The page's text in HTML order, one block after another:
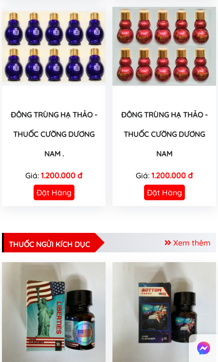
ĐÔNG TRÙNG HẠ THẢO -
THUỐC CƯỜNG DƯƠNG
NAM .
Giá: 1.200.000 đ
Đặt Hàng
ĐÔNG TRÙNG HẠ THẢO -
THUỐC CƯỜNG DƯƠNG
NAM
Giá: 1.200.000 đ
Đặt Hàng
Xem thêm
THUỐC NGỬI KÍCH DỤC